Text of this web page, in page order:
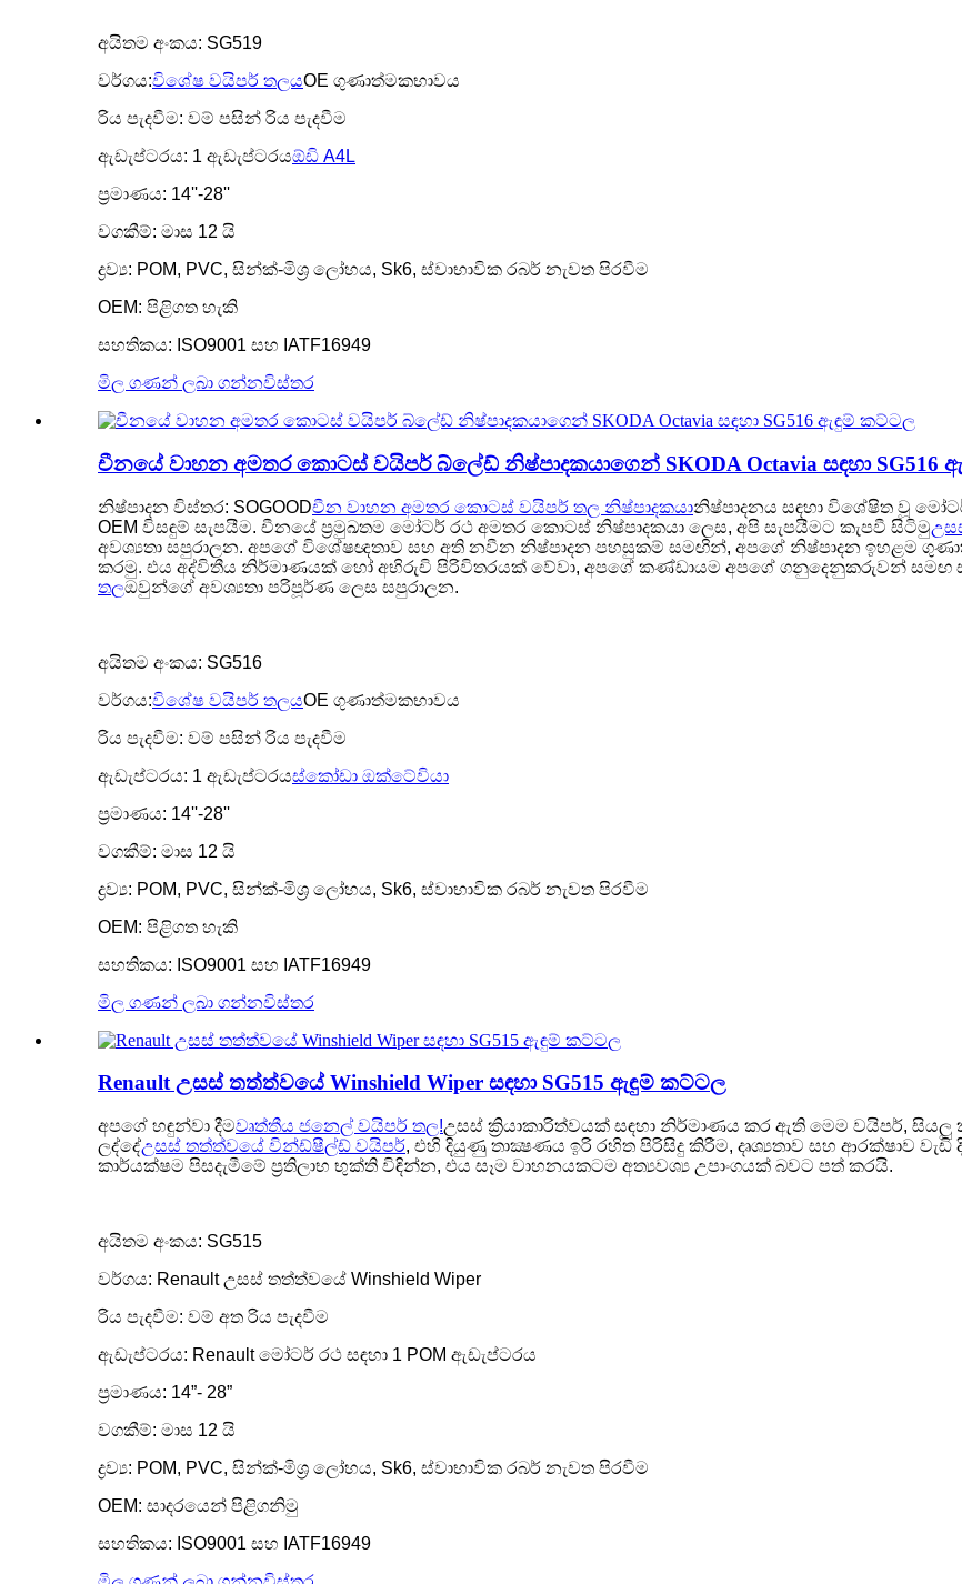
අයිතම අංකය: SG519
වර්ගය:විශේෂ වයිපර් තලයOE ගුණාත්මකභාවය
රිය පැදවීම: වම් පසින් රිය පැදවීම
ඇඩැප්ටරය: 1 ඇඩැප්ටරයඕඩි A4L
ප්‍රමාණය: 14''-28''
වගකීම්: මාස 12 යි
ද්‍රව්‍ය: POM, PVC, සින්ක්-මිශ්‍ර ලෝහය, Sk6, ස්වාභාවික රබර් නැවත පිරවීම
OEM: පිළිගත හැකි
සහතිකය: ISO9001 සහ IATF16949
මිල ගණන් ලබා ගන්නවිස්තර
චීනයේ වාහන අමතර කොටස් වයිපර් බ්ලේඩ් නිෂ්පාදකයාගෙන් SKODA Octavia සඳහා SG516
නිෂ්පාදන විස්තර: SOGOODචීන වාහන අමතර කොටස් වයිපර් තල නිෂ්පාදකයානිෂ්පාදනය සඳහා විශේෂිත වූ
OEM විසඳුම් සැපයීම. චීනයේ ප්‍රමුඛතම මෝටර් රථ අමතර කොටස් නිෂ්පාදකයා ලෙස, අපි සැපයීමට කැපවී සිටිමු
අවශ්‍යතා සපුරාලන. අපගේ විශේෂඥතාව සහ අති නවීන නිෂ්පාදන පහසුකම් සමඟින්, අපගේ නිෂ්පාදන ඉහළම
කරමු. එය අද්විතීය නිර්මාණයක් හෝ අභිරුචි පිරිවිතරයක් වේවා, අපගේ කණ්ඩායම අපගේ ගනුදෙනුකරුවන් සමඟ
තලඔවුන්ගේ අවශ්‍යතා පරිපූර්ණ ලෙස සපුරාලන.
අයිතම අංකය: SG516
වර්ගය:විශේෂ වයිපර් තලයOE ගුණාත්මකභාවය
රිය පැදවීම: වම් පසින් රිය පැදවීම
ඇඩැප්ටරය: 1 ඇඩැප්ටරයස්කෝඩා ඔක්ටේවියා
ප්‍රමාණය: 14''-28''
වගකීම්: මාස 12 යි
ද්‍රව්‍ය: POM, PVC, සින්ක්-මිශ්‍ර ලෝහය, Sk6, ස්වාභාවික රබර් නැවත පිරවීම
OEM: පිළිගත හැකි
සහතිකය: ISO9001 සහ IATF16949
මිල ගණන් ලබා ගන්නවිස්තර
Renault උසස් තත්ත්වයේ Winshield Wiper සඳහා SG515 ඇඳුම් කට්ටල
අපගේ හඳුන්වා දීමවෘත්තීය ජනෙල් වයිපර් තල!උසස් ක්‍රියාකාරිත්වයක් සඳහා නිර්මාණය කර ඇති මෙම වයිපර්,
ලද්දේඋසස් තත්ත්වයේ වින්ඩ්ෂීල්ඩ් වයිපර්, එහි දියුණු තාක්‍ෂණය ඉරි රහිත පිරිසිදු කිරීම, දෘශ්‍යතාව සහ ආරක්ෂාව
කාර්යක්ෂම පිසදැමීමේ ප්‍රතිලාභ භුක්ති විඳින්න, එය සෑම වාහනයකටම අත්‍යවශ්‍ය උපාංගයක් බවට පත් කරයි.
අයිතම අංකය: SG515
වර්ගය: Renault උසස් තත්ත්වයේ Winshield Wiper
රිය පැදවීම: වම් අත රිය පැදවීම
ඇඩැප්ටරය: Renault මෝටර් රථ සඳහා 1 POM ඇඩැප්ටරය
ප්‍රමාණය: 14”- 28”
වගකීම්: මාස 12 යි
ද්‍රව්‍ය: POM, PVC, සින්ක්-මිශ්‍ර ලෝහය, Sk6, ස්වාභාවික රබර් නැවත පිරවීම
OEM: සාදරයෙන් පිළිගනිමු
සහතිකය: ISO9001 සහ IATF16949